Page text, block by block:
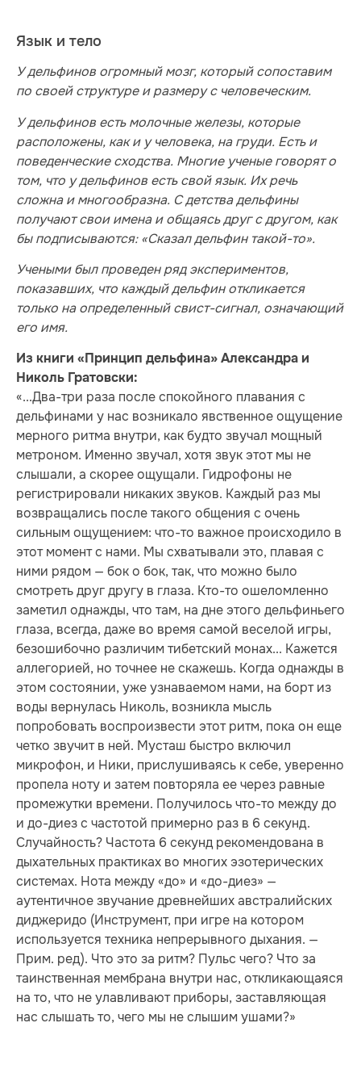
Язык и тело
У дельфинов огромный мозг, который сопоставим
по своей структуре и размеру с человеческим.
У дельфинов есть молочные железы, которые
расположены, как и у человека, на груди. Есть и
поведенческие сходства. Многие ученые говорят о
том, что у дельфинов есть свой язык. Их речь
сложна и многообразна. С детства дельфины
получают свои имена и общаясь друг с другом, как
бы подписываются: «Сказал дельфин такой-то».
Учеными был проведен ряд экспериментов,
показавших, что каждый дельфин откликается
только на определенный свист-сигнал, означающий
его имя.
Из книги «Принцип дельфина» Александра и
Николь Гратовски:
«...Два-три раза после спокойного плавания с
дельфинами у нас возникало явственное ощущение
мерного ритма внутри, как будто звучал мощный
метроном. Именно звучал, хотя звук этот мы не
слышали, а скорее ощущали. Гидрофоны не
регистрировали никаких звуков. Каждый раз мы
возвращались после такого общения с очень
сильным ощущением: что-то важное происходило в
этот момент с нами. Мы схватывали это, плавая с
ними рядом — бок о бок, так, что можно было
смотреть друг другу в глаза. Кто-то ошеломленно
заметил однажды, что там, на дне этого дельфиньего
глаза, всегда, даже во время самой веселой игры,
безошибочно различим тибетский монах... Кажется
аллегорией, но точнее не скажешь. Когда однажды в
этом состоянии, уже узнаваемом нами, на борт из
воды вернулась Николь, возникла мысль
попробовать воспроизвести этот ритм, пока он еще
четко звучит в ней. Мусташ быстро включил
микрофон, и Ники, прислушиваясь к себе, уверенно
пропела ноту и затем повторяла ее через равные
промежутки времени. Получилось что-то между до
и до-диез с частотой примерно раз в 6 секунд.
Случайность? Частота 6 секунд рекомендована в
дыхательных практиках во многих эзотерических
системах. Нота между «до» и «до-диез» —
аутентичное звучание древнейших австралийских
диджеридо (Инструмент, при игре на котором
используется техника непрерывного дыхания. —
Прим. ред). Что это за ритм? Пульс чего? Что за
таинственная мембрана внутри нас, откликающаяся
на то, что не улавливают приборы, заставляющая
нас слышать то, чего мы не слышим ушами?»